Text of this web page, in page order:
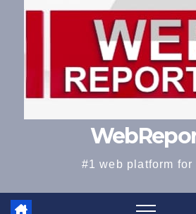
#1 web platform for